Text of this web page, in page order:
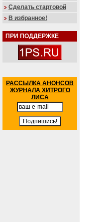
Сделать стартовой
В избранное!
ПРИ ПОДДЕРЖКЕ
РАССЫЛКА АНОНСОВ
ЖУРНАЛА ХИТРОГО
ЛИСА